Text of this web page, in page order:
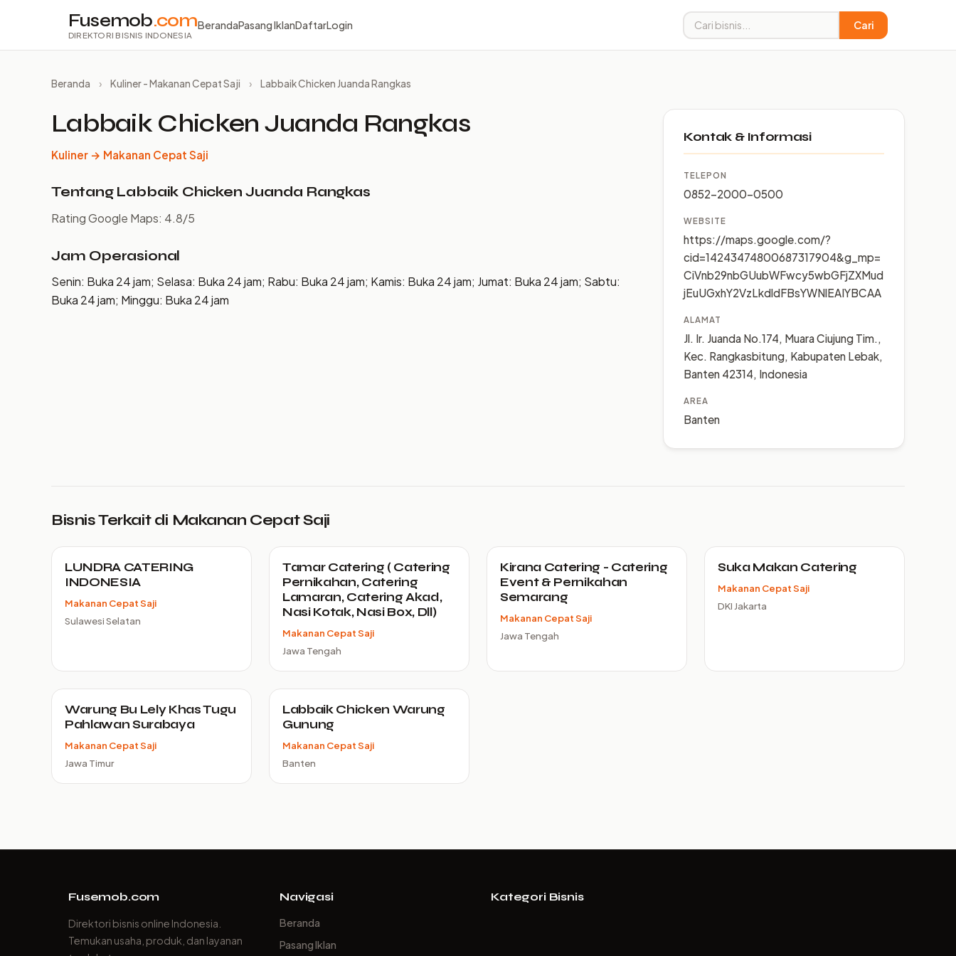
Fusemob.com
DIREKTORI BISNIS INDONESIA
BerandaPasang IklanDaftarLogin Cari
Beranda › Kuliner - Makanan Cepat Saji › Labbaik Chicken Juanda Rangkas
Labbaik Chicken Juanda Rangkas
Kuliner → Makanan Cepat Saji
Tentang Labbaik Chicken Juanda Rangkas
Rating Google Maps: 4.8/5
Jam Operasional
Senin: Buka 24 jam; Selasa: Buka 24 jam; Rabu: Buka 24 jam; Kamis: Buka 24 jam; Jumat: Buka 24 jam; Sabtu:
Buka 24 jam; Minggu: Buka 24 jam
Kontak & Informasi
TELEPON
0852-2000-0500
WEBSITE
https://maps.google.com/?
cid=14243474800687317904&g_mp=
CiVnb29nbGUubWFwcy5wbGFjZXMud
jEuUGxhY2VzLkdldFBsYWNlEAIYBCAA
ALAMAT
Jl. Ir. Juanda No.174, Muara Ciujung Tim.,
Kec. Rangkasbitung, Kabupaten Lebak,
Banten 42314, Indonesia
AREA
Banten
Bisnis Terkait di Makanan Cepat Saji
LUNDRA CATERING
INDONESIA
Makanan Cepat Saji
Sulawesi Selatan
Tamar Catering ( Catering
Pernikahan, Catering
Lamaran, Catering Akad,
Nasi Kotak, Nasi Box, Dll)
Makanan Cepat Saji
Jawa Tengah
Kirana Catering - Catering
Event & Pernikahan
Semarang
Makanan Cepat Saji
Jawa Tengah
Suka Makan Catering
Makanan Cepat Saji
DKI Jakarta
Warung Bu Lely Khas Tugu
Pahlawan Surabaya
Makanan Cepat Saji
Jawa Timur
Labbaik Chicken Warung
Gunung
Makanan Cepat Saji
Banten
Fusemob.com
Direktori bisnis online Indonesia.
Temukan usaha, produk, dan layanan
Navigasi
Beranda
Pasang Iklan
Kategori Bisnis